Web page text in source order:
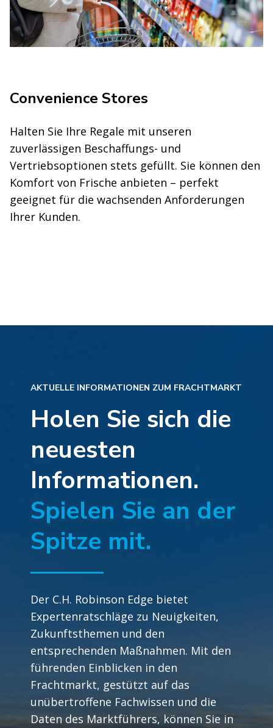
Convenience Stores
Halten Sie Ihre Regale mit unseren
zuverlässigen Beschaffungs- und
Vertriebsoptionen stets gefüllt. Sie können den
Komfort von Frische anbieten – perfekt
geeignet für die wachsenden Anforderungen
Ihrer Kunden.
AKTUELLE INFORMATIONEN ZUM FRACHTMARKT
Holen Sie sich die
neuesten
Informationen.
Spielen Sie an der
Spitze mit.
Der C.H. Robinson Edge bietet
Expertenratschläge zu Neuigkeiten,
Zukunftsthemen und den
entsprechenden Maßnahmen. Mit den
führenden Einblicken in den
Frachtmarkt, gestützt auf das
unübertroffene Fachwissen und die
Daten des Marktführers, können Sie in